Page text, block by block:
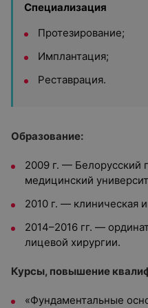
Специализация
Протезирование;
Имплантация;
Реставрация.
Образование:
2009 г. — Белорусский
медицинский
2010 г. — клиническая
2014–2016 гг. —
лицевой хирургии.
Курсы, повышение
«Фундаментальные